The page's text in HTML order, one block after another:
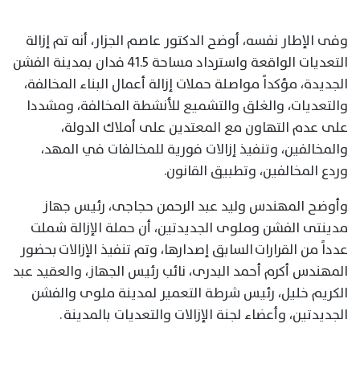
وفى الإطار نفسه، أوضح الدكتور عاصم الجزار، أنه تم إزالة
التعديات الواقعة واسترداد مساحة 41.5 فدان بمدينة الفشن
الجديدة، مؤكداً مواصلة حملات إزالة أعمال البناء المخالفة،
والتعديات، والغلق والتشميع للأنشطة المخالفة، ومشددا
على عدم التهاون مع المعتدين على أملاك الدولة،
والمخالفين، وتنفيذ إزالات فورية للمخالفات في المهد،
وردع المخالفين، وتطبيق القانون.
وأوضح المهندس وليد عبد الرحمن حجاجى، رئيس جهاز
مدينتى الفشن وملوى الجديدتين، أن حملة الإزالة شملت
عدداً من القرارات السابق إصدارها، وتم تنفيذ الإزالات بحضور
المهندس أكرم أحمد البدرى، نائب رئيس الجهاز، والعقيد عبد
الكريم خليل، رئيس شرطة التعمير لمدينة ملوى والفشن
الجديدتين، وأعضاء لجنة الإزالات والتعديات بالمدينة .